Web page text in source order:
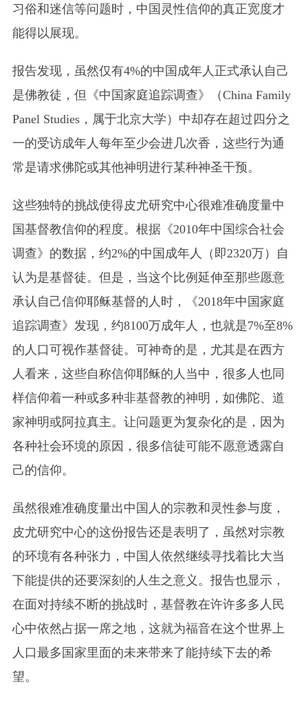
习俗和迷信等问题时，中国灵性信仰的真正宽度才
能得以展现。
报告发现，虽然仅有4%的中国成年人正式承认自己
是佛教徒，但《中国家庭追踪调查》
（China Family
Panel Studies，属于北京大学） 中却存在超过四分之
一的受访成年人每年至少会进几次香，这些行为通
常是请求佛陀或其他神明进行某种神圣干预。
这些独特的挑战使得皮尤研究中心很难准确度量中
国基督教信仰的程度。根据《2010年中国综合社会
调查》的数据，约2%的中国成年人（即2320万）自
认为是基督徒。但是，当这个比例延伸至那些愿意
承认自己信仰耶稣基督的人时，《2018年中国家庭
追踪调查》发现，约8100万成年人，也就是7%至8%
的人口可视作基督徒。可神奇的是，尤其是在西方
人看来，这些自称信仰耶稣的人当中，很多人也同
样信仰着一种或多种非基督教的神明，如佛陀、道
家神明或阿拉真主。让问题更为复杂化的是，因为
各种社会环境的原因，很多信徒可能不愿意透露自
己的信仰。
虽然很难准确度量出中国人的宗教和灵性参与度，
皮尤研究中心的这份报告还是表明了，虽然对宗教
的环境有各种张力，中国人依然继续寻找着比大当
下能提供的还要深刻的人生之意义。报告也显示，
在面对持续不断的挑战时，基督教在许许多多人民
心中依然占据一席之地，这就为福音在这个世界上
人口最多国家里面的未来带来了能持续下去的希
望。